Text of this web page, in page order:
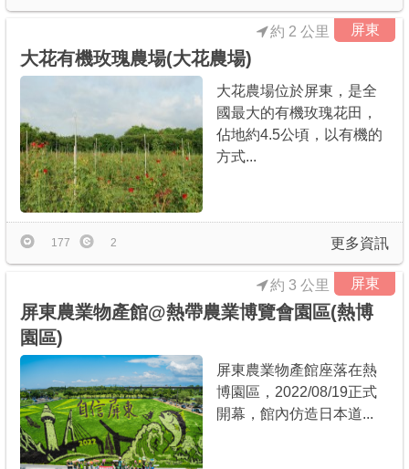
屏東
約 2 公里
大花有機玫瑰農場(大花農場)
大花農場位於屏東，是全
國最大的有機玫瑰花田，
佔地約4.5公頃，以有機的
方式...
更多資訊
177 2
屏東
約 3 公里
屏東農業物產館@熱帶農業博覽會園區(熱博
園區)
屏東農業物產館座落在熱
博園區，2022/08/19正式
開幕，館內仿造日本道...